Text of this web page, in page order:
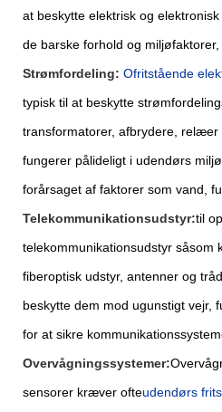
at beskytte elektrisk og
de barske forhold og
Strømfordeling: Ofritstående
typisk til at beskytte
transformatorer, afbrydere, relæer
fungerer pålideligt i udendørs
forårsaget af faktorer som vand,
Telekommunikationsudstyr:til
telekommunikationsudstyr såsom
fiberoptisk udstyr, antenner og
beskytte dem mod ugunstigt vejr,
for at sikre
Overvågningssystemer:
sensorer kræver ofteudendørs